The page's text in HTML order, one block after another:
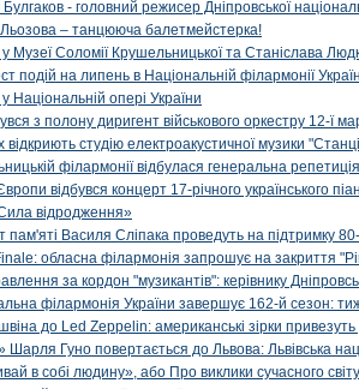
- головний режисер Дніпровської
– танцююча балетмейстерка!
Музеї Соломії Крушельницької та Станіслава
подій на липень в Національній філармонії
Національній опері України
з полону диригент військового оркестру 12-ї
студію електроакустичної музики
філармонії відбулася генеральна
відбувся концерт 17-річного українського
відродження»
пам'яті Василя Сліпака проведуть на підтримку
обласна філармонія запрошує на закриття
за кордон "музикантів": керівнику
філармонія України завершує 162-й сезон:
до Led Zeppelin: американські зірки
Шарля Гуно повертається до Львова: Львівська
в собі людину», або Про виклики сучасного світу